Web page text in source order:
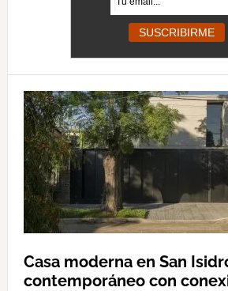
Casa moderna en San
contemporáneo con